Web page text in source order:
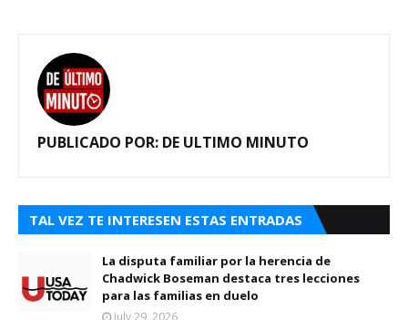
PUBLICADO POR: DE ULTIMO MINUTO
TAL VEZ TE INTERESEN ESTAS ENTRADAS
La disputa familiar por la herencia de
Chadwick Boseman destaca tres lecciones
para las familias en duelo
July 29, 2026